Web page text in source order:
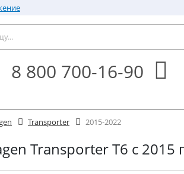
8 800 700-16-90
Transporter 2015-2022
Transporter T6 с 2015